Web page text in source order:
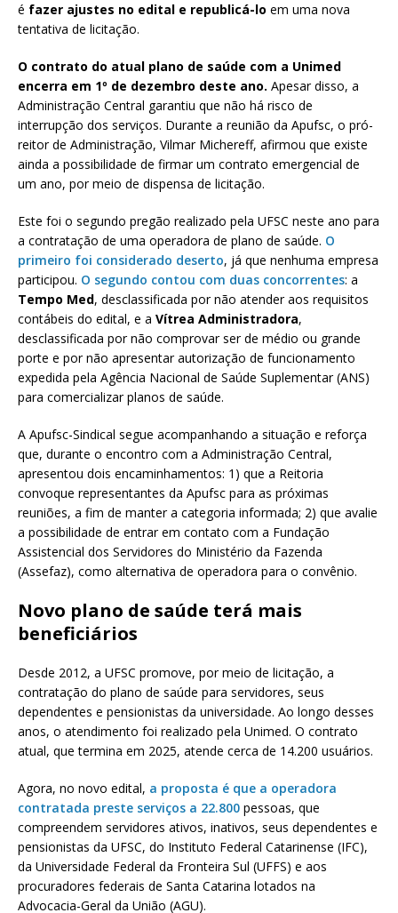
é fazer ajustes no edital e republicá-lo em uma nova
tentativa de licitação.
O contrato do atual plano de saúde com a Unimed
encerra em 1º de dezembro deste ano. Apesar disso, a
Administração Central garantiu que não há risco de
interrupção dos serviços. Durante a reunião da Apufsc, o pró-
reitor de Administração, Vilmar Michereff, afirmou que existe
ainda a possibilidade de firmar um contrato emergencial de
um ano, por meio de dispensa de licitação.
Este foi o segundo pregão realizado pela UFSC neste ano para
a contratação de uma operadora de plano de saúde. O
primeiro foi considerado deserto, já que nenhuma empresa
participou. O segundo contou com duas concorrentes: a
Tempo Med, desclassificada por não atender aos requisitos
contábeis do edital, e a Vítrea Administradora,
desclassificada por não comprovar ser de médio ou grande
porte e por não apresentar autorização de funcionamento
expedida pela Agência Nacional de Saúde Suplementar (ANS)
para comercializar planos de saúde.
A Apufsc-Sindical segue acompanhando a situação e reforça
que, durante o encontro com a Administração Central,
apresentou dois encaminhamentos: 1) que a Reitoria
convoque representantes da Apufsc para as próximas
reuniões, a fim de manter a categoria informada; 2) que avalie
a possibilidade de entrar em contato com a Fundação
Assistencial dos Servidores do Ministério da Fazenda
(Assefaz), como alternativa de operadora para o convênio.
Novo plano de saúde terá mais
beneficiários
Desde 2012, a UFSC promove, por meio de licitação, a
contratação do plano de saúde para servidores, seus
dependentes e pensionistas da universidade. Ao longo desses
anos, o atendimento foi realizado pela Unimed. O contrato
atual, que termina em 2025, atende cerca de 14.200 usuários.
Agora, no novo edital, a proposta é que a operadora
contratada preste serviços a 22.800 pessoas, que
compreendem servidores ativos, inativos, seus dependentes e
pensionistas da UFSC, do Instituto Federal Catarinense (IFC),
da Universidade Federal da Fronteira Sul (UFFS) e aos
procuradores federais de Santa Catarina lotados na
Advocacia-Geral da União (AGU).